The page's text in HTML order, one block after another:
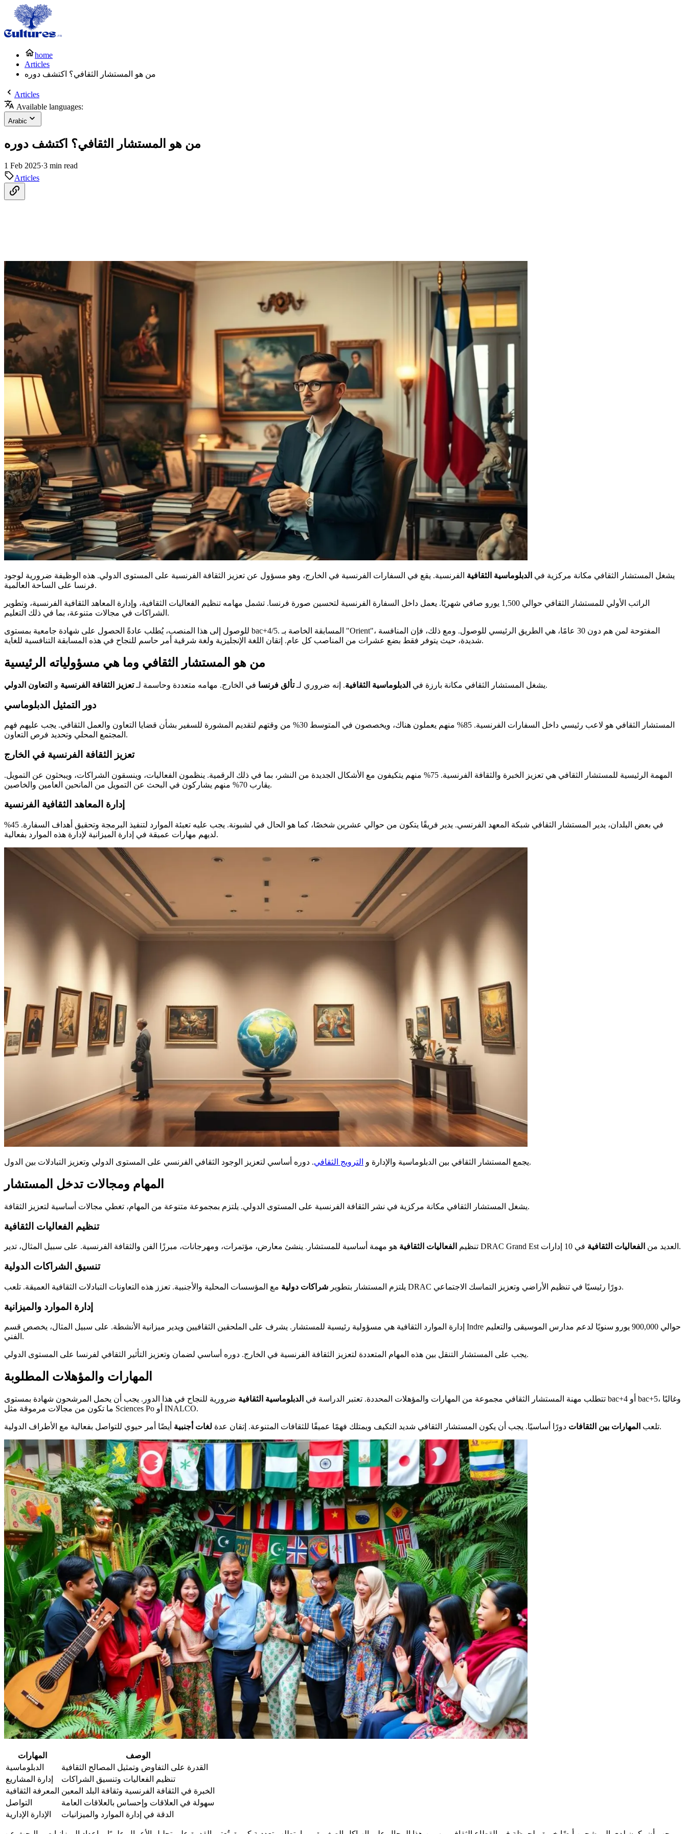
home
Articles
من هو المستشار الثقافي؟ اكتشف دوره
Articles
Available languages:
Arabic
من هو المستشار الثقافي؟ اكتشف دوره
1 Feb 2025·3 min read
Articles
يشغل المستشار الثقافي مكانة مركزية في الدبلوماسية الثقافية الفرنسية. يقع في السفارات الفرنسية في الخارج، وهو مسؤول عن تعزيز الثقافة الفرنسية على المستوى الدولي. هذه الوظيفة ضرورية لوجود
فرنسا على الساحة العالمية.
الراتب الأولي للمستشار الثقافي حوالي 1,500 يورو صافي شهريًا. يعمل داخل السفارة الفرنسية لتحسين صورة فرنسا. تشمل مهامه تنظيم الفعاليات الثقافية، وإدارة المعاهد الثقافية الفرنسية، وتطوير
الشراكات في مجالات متنوعة، بما في ذلك التعليم.
للوصول إلى هذا المنصب، يُطلب عادةً الحصول على شهادة جامعية بمستوى bac+4/5. المسابقة الخاصة بـ "Orient"، المفتوحة لمن هم دون 30 عامًا، هي الطريق الرئيسي للوصول. ومع ذلك، فإن المنافسة
شديدة، حيث يتوفر فقط بضع عشرات من المناصب كل عام. إتقان اللغة الإنجليزية ولغة شرقية أمر حاسم للنجاح في هذه المسابقة التنافسية للغاية.
من هو المستشار الثقافي وما هي مسؤولياته الرئيسية
يشغل المستشار الثقافي مكانة بارزة في الدبلوماسية الثقافية. إنه ضروري لـتألق فرنسا في الخارج. مهامه متعددة وحاسمة لـتعزيز الثقافة الفرنسية و التعاون الدولي .
دور التمثيل الدبلوماسي
المستشار الثقافي هو لاعب رئيسي داخل السفارات الفرنسية. 85% منهم يعملون هناك، ويخصصون في المتوسط 30% من وقتهم لتقديم المشورة للسفير بشأن قضايا التعاون والعمل الثقافي. يجب عليهم فهم
المجتمع المحلي وتحديد فرص التعاون.
تعزيز الثقافة الفرنسية في الخارج
المهمة الرئيسية للمستشار الثقافي هي تعزيز الخبرة والثقافة الفرنسية. 75% منهم يتكيفون مع الأشكال الجديدة من النشر، بما في ذلك الرقمية. ينظمون الفعاليات، وينسقون الشراكات، ويبحثون عن التمويل.
يقارب 70% منهم يشاركون في البحث عن التمويل من المانحين العامين والخاصين.
إدارة المعاهد الثقافية الفرنسية
في بعض البلدان، يدير المستشار الثقافي شبكة المعهد الفرنسي. يدير فريقًا يتكون من حوالي عشرين شخصًا، كما هو الحال في لشبونة. يجب عليه تعبئة الموارد لتنفيذ البرمجة وتحقيق أهداف السفارة. 45%
لديهم مهارات عميقة في إدارة الميزانية لإدارة هذه الموارد بفعالية.
يجمع المستشار الثقافي بين الدبلوماسية والإدارة و الترويج الثقافي . دوره أساسي لتعزيز الوجود الثقافي الفرنسي على المستوى الدولي وتعزيز التبادلات بين الدول.
المهام ومجالات تدخل المستشار
يشغل المستشار الثقافي مكانة مركزية في نشر الثقافة الفرنسية على المستوى الدولي. يلتزم بمجموعة متنوعة من المهام، تغطي مجالات أساسية لتعزيز الثقافة.
تنظيم الفعاليات الثقافية
تنظيم الفعاليات الثقافية هو مهمة أساسية للمستشار. ينشئ معارض، مؤتمرات، ومهرجانات، مبرزًا الفن والثقافة الفرنسية. على سبيل المثال، تدير DRAC Grand Est العديد من الفعاليات الثقافية في 10 إدارات.
تنسيق الشراكات الدولية
يلتزم المستشار بتطوير شراكات دولية مع المؤسسات المحلية والأجنبية. تعزز هذه التعاونات التبادلات الثقافية العميقة. تلعب DRAC دورًا رئيسيًا في تنظيم الأراضي وتعزيز التماسك الاجتماعي.
إدارة الموارد والميزانية
إدارة الموارد الثقافية هي مسؤولية رئيسية للمستشار. يشرف على الملحقين الثقافيين ويدير ميزانية الأنشطة. على سبيل المثال، يخصص قسم Indre حوالي 900,000 يورو سنويًا لدعم مدارس الموسيقى والتعليم
الفني.
يجب على المستشار التنقل بين هذه المهام المتعددة لتعزيز الثقافة الفرنسية في الخارج. دوره أساسي لضمان وتعزيز التأثير الثقافي لفرنسا على المستوى الدولي.
المهارات والمؤهلات المطلوبة
تتطلب مهنة المستشار الثقافي مجموعة من المهارات والمؤهلات المحددة. تعتبر الدراسة في الدبلوماسية الثقافية ضرورية للنجاح في هذا الدور. يجب أن يحمل المرشحون شهادة بمستوى bac+4 أو bac+5، وغالبًا
ما تكون من مجالات مرموقة مثل Sciences Po أو INALCO.
تلعب المهارات بين الثقافات دورًا أساسيًا. يجب أن يكون المستشار الثقافي شديد التكيف ويمتلك فهمًا عميقًا للثقافات المتنوعة. إتقان عدة لغات أجنبية أيضًا أمر حيوي للتواصل بفعالية مع الأطراف الدولية.
المهارات
الوصف
الدبلوماسية
القدرة على التفاوض وتمثيل المصالح الثقافية
إدارة المشاريع
تنظيم الفعاليات وتنسيق الشراكات
المعرفة الثقافية الخبرة في الثقافة الفرنسية وثقافة البلد المعين
التواصل
سهولة في العلاقات وإحساس بالعلاقات العامة
الإدارة الإدارية
الدقة في إدارة الموارد والميزانيات